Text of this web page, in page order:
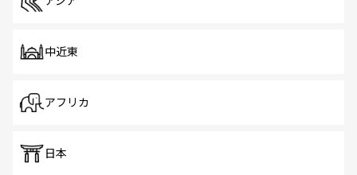
中近東
アフリカ
日本